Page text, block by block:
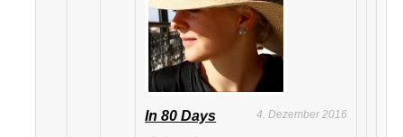
In 80 Days 4. Dezember 2016